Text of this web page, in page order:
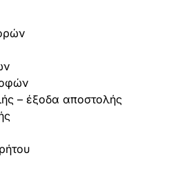
– έξοδα αποστολής